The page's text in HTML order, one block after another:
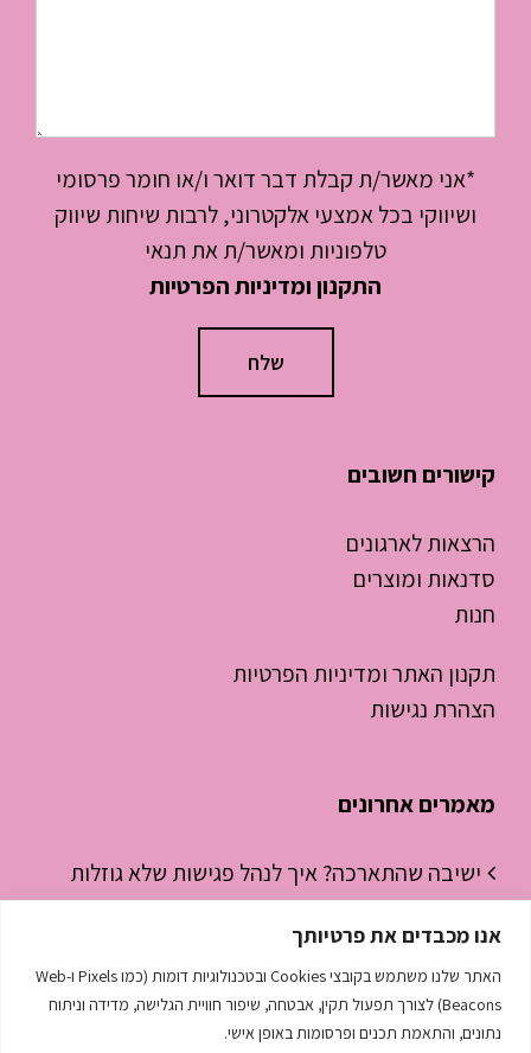
אנו מכבדים את פרטיותך
האתר שלנו משתמש בקובצי Cookies ובטכנולוגיות דומות (כמו Pixels ו-Web
Beacons) לצורך תפעול תקין, אבטחה, שיפור חוויית הגלישה, מדידה וניתוח
נתונים, והתאמת תכנים ופרסומות באופן אישי.
*אני מאשר/ת קבלת דבר דואר ו/או חומר פרסומי
ושיווקי בכל אמצעי אלקטרוני, לרבות שיחות שיווק
טלפוניות ומאשר/ת את תנאי
התקנון ומדיניות הפרטיות
קישורים חשובים
הרצאות לארגונים
סדנאות ומוצרים
חנות
תקנון האתר ומדיניות הפרטיות
הצהרת נגישות
מאמרים אחרונים
ישיבה שהתארכה? איך לנהל פגישות שלא גוזלות
חצי יום עבודה
ניהול זמן לסטודנטים – איך להפסיק “לכבות
שריפות” ולהתחיל לנהל את היום